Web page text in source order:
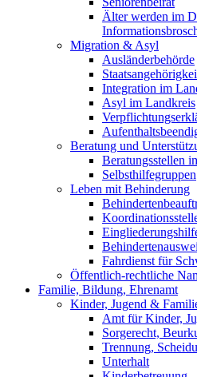
Älter werden im
Migration & Asyl
Ausländerbehörde
Integration im
Asyl im Landkreis
Beratung und
Beratungsstellen
Selbsthilfegruppen
Leben mit Behinderung
Fahrdienst für
Öffentlich-rechtliche
Familie, Bildung, Ehrenamt
Kinder, Jugend &
Amt für Kinder,
Sorgerecht,
Trennung,
Unterhalt